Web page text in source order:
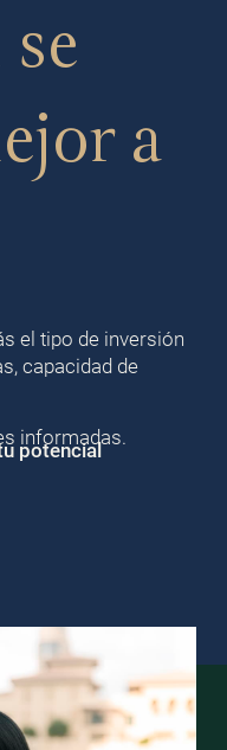
a
el tipo de inversión
capacidad de
informadas.
potencial